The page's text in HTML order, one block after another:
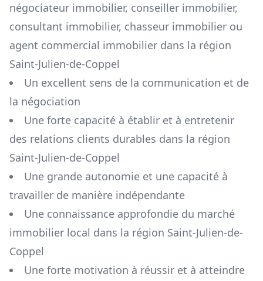
négociateur immobilier, conseiller immobilier,
consultant immobilier, chasseur immobilier ou
agent commercial immobilier dans la région
Saint-Julien-de-Coppel
Un excellent sens de la communication et de
la négociation
Une forte capacité à établir et à entretenir
des relations clients durables dans la région
Saint-Julien-de-Coppel
Une grande autonomie et une capacité à
travailler de manière indépendante
Une connaissance approfondie du marché
immobilier local dans la région Saint-Julien-de-
Coppel
Une forte motivation à réussir et à atteindre